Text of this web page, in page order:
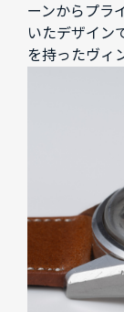
ーンからプラ
いたデザイン
を持ったヴィ